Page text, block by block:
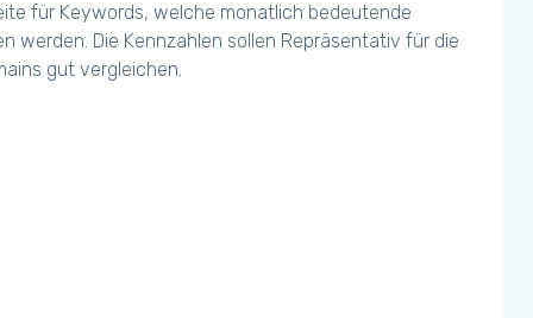
für Keywords, welche monatlich bedeutende
werden. Die Kennzahlen sollen Repräsentativ für die
gut vergleichen.